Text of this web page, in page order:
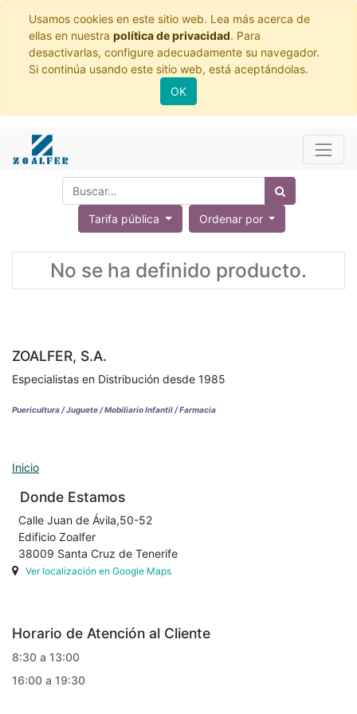
Usamos cookies en este sitio web. Lea más acerca de
ellas en nuestra política de privacidad. Para
desactivarlas, configure adecuadamente su navegador.
Si continúa usando este sitio web, está aceptándolas.
OK
Tarifa pública Ordenar por
No se ha definido producto.
ZOALFER, S.A.
Especialistas en Distribución desde 1985
Puericultura / Juguete / Mobiliario Infantil / Farmacia
Inicio
Donde Estamos
Calle Juan de Ávila,50-52
Edificio Zoalfer
38009 Santa Cruz de Tenerife
Ver localización en Google Maps
Horario de Atención al Cliente
8:30 a 13:00
16:00 a 19:30